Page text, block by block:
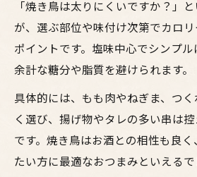
「焼き鳥は太りにくいですか？」
が、選ぶ部位や味付け次第でカロ
ポイントです。塩味中心でシンプル
余計な糖分や脂質を避けられます。
具体的には、もも肉やねぎま、つ
く選び、揚げ物やタレの多い串は
です。焼き鳥はお酒との相性も良
たい方に最適なおつまみといえるで